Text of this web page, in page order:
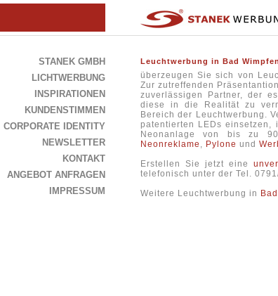
STANEK GMBH
LICHTWERBUNG
INSPIRATIONEN
KUNDENSTIMMEN
CORPORATE IDENTITY
NEWSLETTER
KONTAKT
ANGEBOT ANFRAGEN
IMPRESSUM
Leuchtwerbung in Bad Wimpfen
überzeugen Sie sich von
Zur zutreffenden
zuverlässigen Partner, der
diese in die Realität zu
Bereich der Leuchtwerbung.
patentierten LEDs einsetzen,
Neonanlage von bis zu
Neonreklame , Pylone und
Erstellen Sie jetzt eine
telefonisch unter der Tel.
Weitere Leuchtwerbung in